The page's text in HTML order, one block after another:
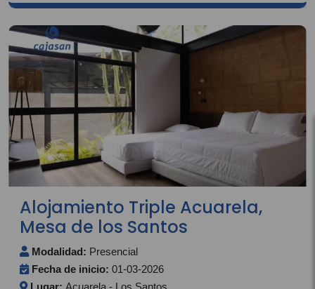
Alojamiento Triple Acuarela,
Mesa de los Santos
Modalidad: Presencial
Fecha de inicio: 01-03-2026
Lugar: Acuarela - Los Santos